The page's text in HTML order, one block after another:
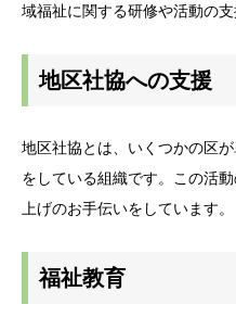
域福祉に関する研修や活動の支
地区社協への支援
地区社協とは、いくつかの区
をしている組織です。この活
上げのお手伝いをしています。
福祉教育